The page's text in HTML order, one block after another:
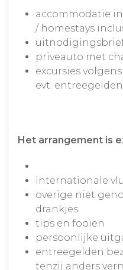
accommodatie
/ homestays
priveauto met
excursies
evt.
Het arrangement is
internationale
overige niet
drankjes
tips en fooien
persoonlijke
entreegelden
tenzij anders